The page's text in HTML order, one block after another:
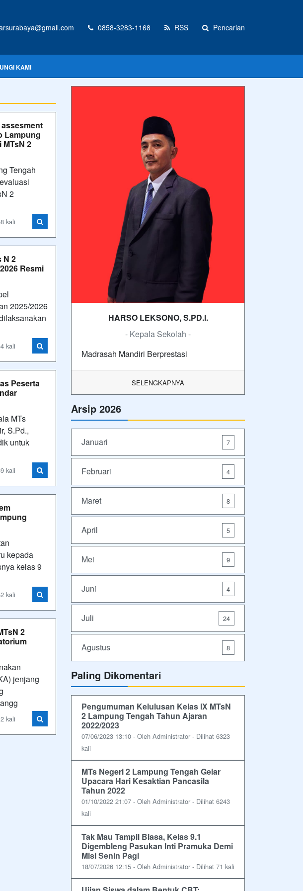
0858-3283-1168 RSS Pencarian
KAMI
Lampung
2
Tengah
2
kali
N 2
Resmi
2025/2026
kali
Peserta
MTs
S.Pd.,
untuk
kali
kepada
kelas 9
kali
2
jenjang
kali
HARSO LEKSONO, S.PD.I.
- Kepala Sekolah -
Madrasah Mandiri Berprestasi
SELENGKAPNYA
Arsip 2026
Januari 7
Februari 4
Maret 8
April 5
Mei 9
Juni 4
Juli 24
Agustus 8
Paling Dikomentari
Pengumuman Kelulusan Kelas IX MTsN
2 Lampung Tengah Tahun Ajaran
2022/2023
07/06/2023 13:10 - Oleh Administrator - Dilihat 6323
kali
MTs Negeri 2 Lampung Tengah Gelar
Upacara Hari Kesaktian Pancasila
Tahun 2022
01/10/2022 21:07 - Oleh Administrator - Dilihat 6243
kali
Tak Mau Tampil Biasa, Kelas 9.1
Digembleng Pasukan Inti Pramuka Demi
Misi Senin Pagi
18/07/2026 12:15 - Oleh Administrator - Dilihat 71 kali